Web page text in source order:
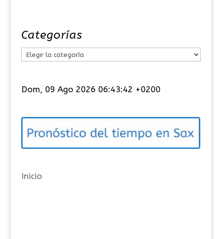
Categorías
e
o
í
s
Dom, 09 Ago 2026 06:43:42 +0200
Inicio